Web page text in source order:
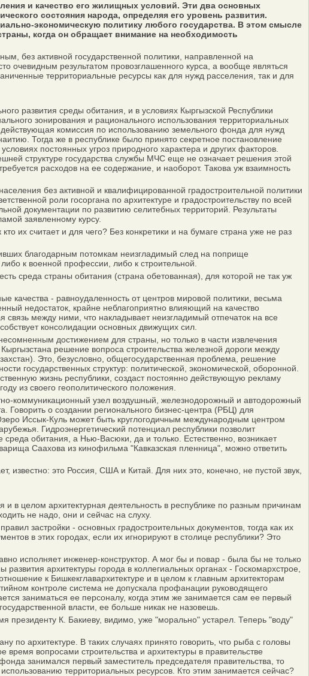
и качество его жилищных условий. Эти два основных
состояния народа, определяя его уровень развития.
экономическую политику любого государства. В этом смысле
когда он обращает внимание на необходимость
без активной государственной политики, направленной на
результатом провозглашенного курса, а вообще являться
территориальные ресурсы как для нужд расселения, так и для
развития среды обитания, и в условиях Кыргызской Республики
зонирования и рационального использования территориальных
комиссия по использованию земельного фонда для нужд
Тогда же в республике было принято секретное постановление
постоянных угроз природного характера и других факторов.
структуре государства службы МЧС еще не означает решения этой
расходов на ее содержание, и наоборот. Такова уж взаимность
без активной и квалифицированной градостроительной политики
роли госоргана по архитектуре и градостроительству по всей
документации по развитию селитебных территорий. Результаты
заявленному курсу.
их считает и для чего? Без конкретики и на бумаге страна уже не раз
благодарным потомкам неизгладимый след на поприще
к военной профессии, либо к строительной.
среда страны обитания (страна обетованная), для которой не так уж
качества - равноудаленность от центров мировой политики, весьма
недостаток, крайне неблагоприятно влияющий на качество
между ними, что накладывает неизгладимый отпечаток на все
консолидации основных движущих сил.
достижением для страны, но только в части извлечения
решение вопроса строительства железной дороги между
Это, безусловно, общегосударственная проблема, решение
государственных структур: политической, экономической, оборонной.
жизнь республики, создаст постоянно действующую рекламу
из своего геополитического положения.
коммуникационный узел воздушный, железнодорожный и автодорожный
Говорить о создании регионального бизнес-центра (РБЦ) для
Иссык-Куль может быть круглогодичным международным центром
Гидроэнергетический потенциал республики позволит
обитания, а Нью-Васюки, да и только. Естественно, возникает
Саахова из кинофильма "Кавказская пленница", можно ответить
это Россия, США и Китай. Для них это, конечно, не пустой звук,
в целом архитектурная деятельность в республике по разным причинам
не надо, они и сейчас на слуху.
застройки - основных градостроительных документов, тогда как их
в этих городах, если их игнорируют в столице республики? Это
исполняет инженер-конструктор. А мог бы и повар - была бы не только
архитектуры города в коллегиальных органах - Госкомархстрое,
к Бишкекглавархитектуре и в целом к главным архитекторам
контроле система не допускала профанации руководящего
заниматься ее персоналу, когда этим же занимается сам ее первый
власти, ее больше никак не назовешь.
президенту К. Бакиеву, видимо, уже "морально" устарел. Теперь "воду"
по архитектуре. В таких случаях принято говорить, что рыба с головы
время вопросами строительства и архитектуры в правительстве
занимался первый заместитель председателя правительства, то
территориальных ресурсов. Кто этим занимается сейчас?